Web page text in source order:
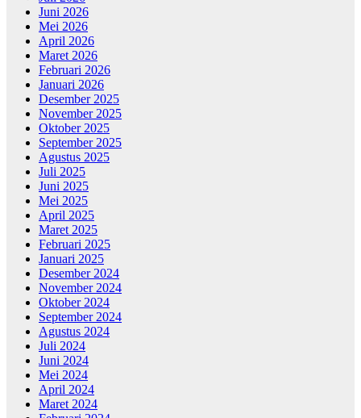
Juni 2026
Mei 2026
April 2026
Maret 2026
Februari 2026
Januari 2026
Desember 2025
November 2025
Oktober 2025
September 2025
Agustus 2025
Juli 2025
Juni 2025
Mei 2025
April 2025
Maret 2025
Februari 2025
Januari 2025
Desember 2024
November 2024
Oktober 2024
September 2024
Agustus 2024
Juli 2024
Juni 2024
Mei 2024
April 2024
Maret 2024